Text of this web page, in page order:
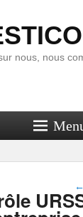
nous, nous
←